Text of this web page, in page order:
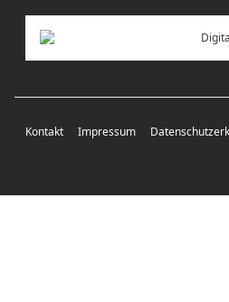
Kontakt Impressum